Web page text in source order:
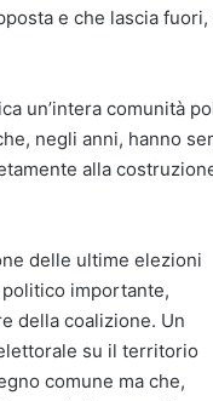
e che lascia fuori,
un’intera comunità
negli anni, hanno
alla
delle ultime elezioni
importante,
della coalizione. Un
su il territorio
comune ma che,